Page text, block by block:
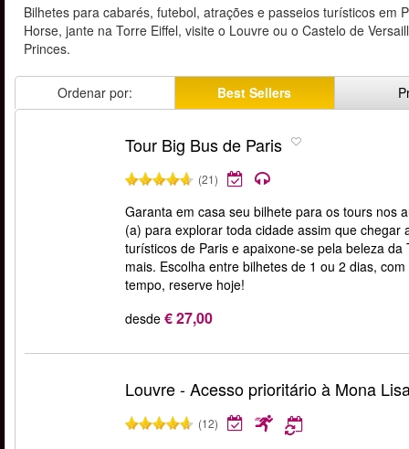
Bilhetes para cabarés, futebol, atrações e passeios turísticos em
Horse, jante na Torre Eiffel, visite o Louvre ou o Castelo de
Princes.
Ordenar por: Best Sellers
Tour Big Bus de Paris
(21)
Garanta em casa seu bilhete para os tours nos
(a) para explorar toda cidade assim que
turísticos de Paris e apaixone-se pela beleza
mais. Escolha entre bilhetes de 1 ou 2 dias,
tempo, reserve hoje!
desde € 27,00
Louvre - Acesso prioritário à Mona
(12)